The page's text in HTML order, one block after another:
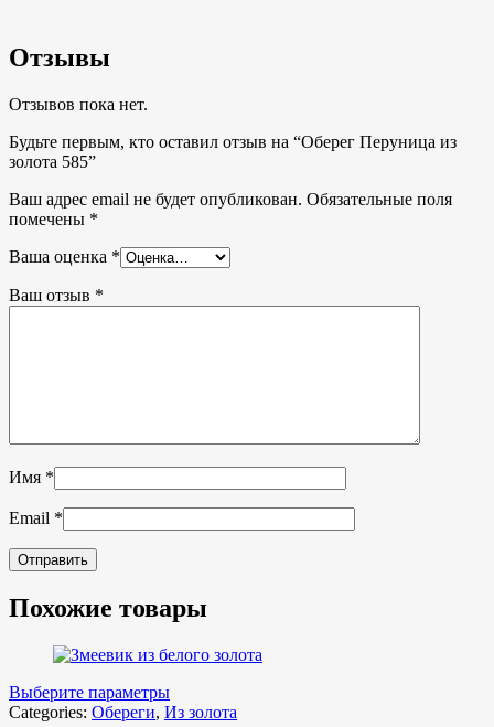
Отзывы
Отзывов пока нет.
Будьте первым, кто оставил отзыв на “Оберег Перуница из
золота 585”
Ваш адрес email не будет опубликован. Обязательные поля
помечены *
Ваша оценка *
Ваш отзыв *
Имя *
Email *
Похожие товары
Выберите параметры
Categories: Обереги, Из золота